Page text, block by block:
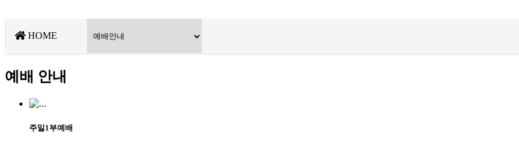
HOME
예배 안내
주일1부예배